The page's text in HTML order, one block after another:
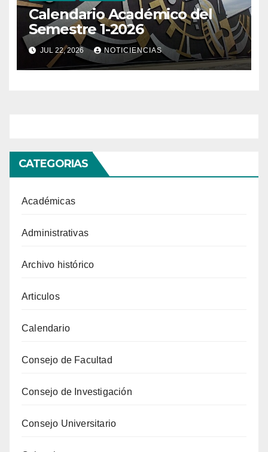
Calendario Académico del
Semestre 1-2026
JUL 22, 2026 NOTICIENCIAS
CATEGORIAS
Académicas
Administrativas
Archivo histórico
Articulos
Calendario
Consejo de Facultad
Consejo de Investigación
Consejo Universitario